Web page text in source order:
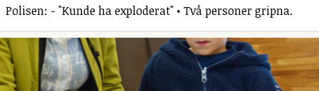
Polisen: - "Kunde ha exploderat" • Två personer gripna.